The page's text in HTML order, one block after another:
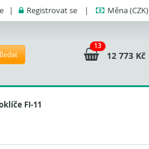
| Registrovat se | Měna(CZK)
13
12 773 Kč
FI-11